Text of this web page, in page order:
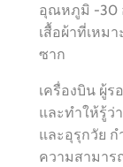
อุณหภูมิ -30
เสื้อผ้าที่เหม
ซาก
เครื่องบิน ผู้ร
และทำให้รู้ว่
และอุรุกวัย ก
ความสามาร